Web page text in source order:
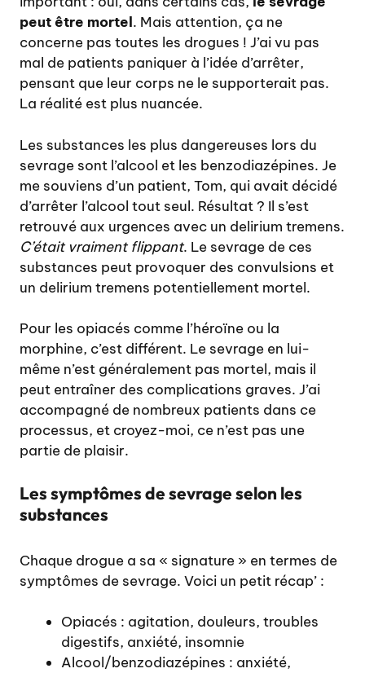
peut être mortel. Mais attention, ça ne
concerne pas toutes les drogues ! J’ai vu pas
mal de patients paniquer à l’idée d’arrêter,
pensant que leur corps ne le supporterait pas.
La réalité est plus nuancée.
Les substances les plus dangereuses lors du
sevrage sont l’alcool et les benzodiazépines. Je
me souviens d’un patient, Tom, qui avait décidé
d’arrêter l’alcool tout seul. Résultat ? Il s’est
retrouvé aux urgences avec un delirium tremens.
C’était vraiment flippant. Le sevrage de ces
substances peut provoquer des convulsions et
un delirium tremens potentiellement mortel.
Pour les opiacés comme l’héroïne ou la
morphine, c’est différent. Le sevrage en lui-
même n’est généralement pas mortel, mais il
peut entraîner des complications graves. J’ai
accompagné de nombreux patients dans ce
processus, et croyez-moi, ce n’est pas une
partie de plaisir.
Les symptômes de sevrage selon les
substances
Chaque drogue a sa « signature » en termes de
symptômes de sevrage. Voici un petit récap’ :
Opiacés : agitation, douleurs, troubles
digestifs, anxiété, insomnie
Alcool/benzodiazépines : anxiété,